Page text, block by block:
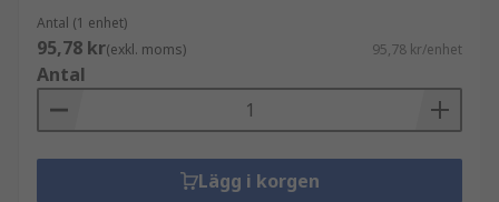
Antal ledare
Välj rätt antal ledare beroende på
signalöverföring och strömbehov i applikationen.
Kabeltyp och flexibilitet
Antal (1 enhet)
95,78 kr(exkl. moms) 95,78 kr/enhet
Antal
Lägg i korgen